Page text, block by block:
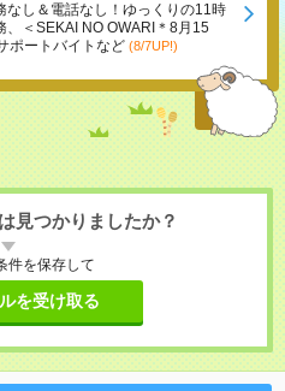
なし＆電話なし！ゆっくりの11時
、＜SEKAI NO OWARI＊8月15
ポートバイトなど (8/7UP!)
見つかりましたか？
件を保存して
を受け取る